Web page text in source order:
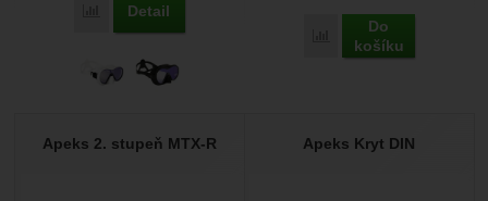
Přidat 'Apeks VX1 UV Cut' k porovnání
Detail
Přidat 'Taška na
Do
košíku
Apeks 2. stupeň MTX-R Apeks Kryt DIN